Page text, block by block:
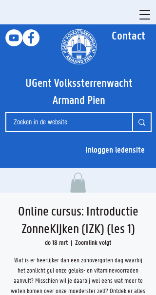
Contact
UGent Volkssterrenwacht
Armand Pien
Inloggen ledensite
Online cursus: Introductie
ZonneKijken (IZK) (les 1)
do 18 mrt
  |
Zoomlink volgt
Wat is er heerlijker dan een zonovergoten dag waarbij
het zonlicht gul onze geluks- en vitaminevoorraden
aanvult? Misschien wil je daarbij wel eens wat meer te
weten komen over onze moederster zelf? Ontdek er alles